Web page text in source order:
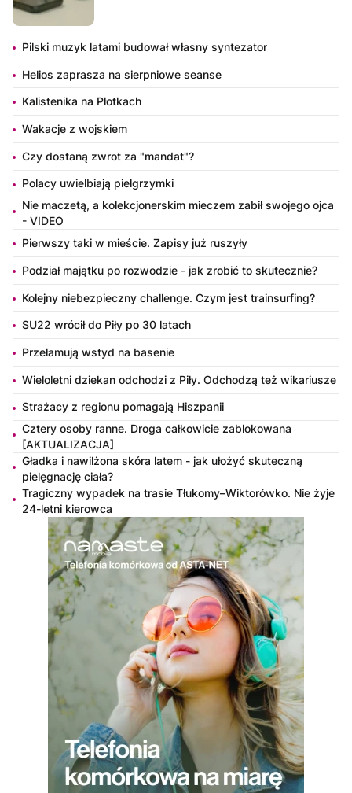
Pilski muzyk latami budował własny syntezator
Helios zaprasza na sierpniowe seanse
Kalistenika na Płotkach
Wakacje z wojskiem
Czy dostaną zwrot za "mandat"?
Polacy uwielbiają pielgrzymki
Nie maczetą, a kolekcjonerskim mieczem zabił swojego ojca
- VIDEO
Pierwszy taki w mieście. Zapisy już ruszyły
Podział majątku po rozwodzie - jak zrobić to skutecznie?
Kolejny niebezpieczny challenge. Czym jest trainsurfing?
SU22 wrócił do Piły po 30 latach
Przełamują wstyd na basenie
Wieloletni dziekan odchodzi z Piły. Odchodzą też wikariusze
Strażacy z regionu pomagają Hiszpanii
Cztery osoby ranne. Droga całkowicie zablokowana
[AKTUALIZACJA]
Gładka i nawilżona skóra latem - jak ułożyć skuteczną
pielęgnację ciała?
Tragiczny wypadek na trasie Tłukomy–Wiktorówko. Nie żyje
24-letni kierowca